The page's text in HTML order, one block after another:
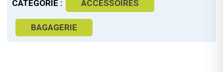
CATEGORIE : ACCESSOIRES
BAGAGERIE